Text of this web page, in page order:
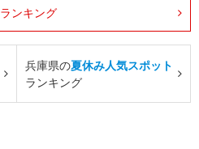
ランキング
兵庫県の夏休み人気スポット
ランキング